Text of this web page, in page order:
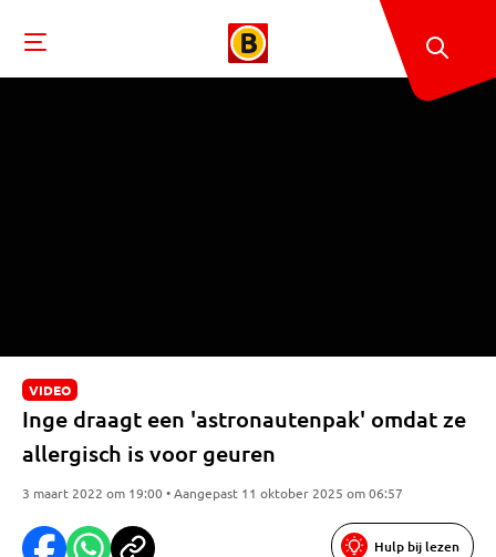
VIDEO
Inge draagt een 'astronautenpak' omdat ze
allergisch is voor geuren
3 maart 2022 om 19:00 • Aangepast 11 oktober 2025 om 06:57
Hulp bij lezen